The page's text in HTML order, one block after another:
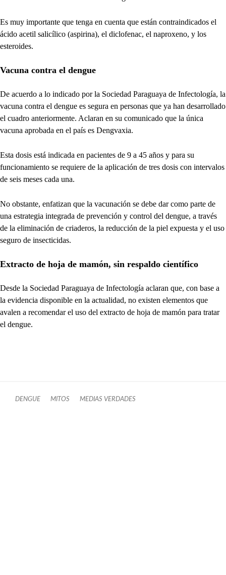
Es muy importante que tenga en cuenta que están contraindicados el
ácido acetil salicílico (aspirina), el diclofenac, el naproxeno, y los
esteroides.
Vacuna contra el dengue
De acuerdo a lo indicado por la Sociedad Paraguaya de Infectología, la
vacuna contra el dengue es segura en personas que ya han desarrollado
el cuadro anteriormente. Aclaran en su comunicado que la única
vacuna aprobada en el país es Dengvaxia.
Esta dosis está indicada en pacientes de 9 a 45 años y para su
funcionamiento se requiere de la aplicación de tres dosis con intervalos
de seis meses cada una.
No obstante, enfatizan que la vacunación se debe dar como parte de
una estrategia integrada de prevención y control del dengue, a través
de la eliminación de criaderos, la reducción de la piel expuesta y el uso
seguro de insecticidas.
Extracto de hoja de mamón, sin respaldo científico
Desde la Sociedad Paraguaya de Infectología aclaran que, con base a
la evidencia disponible en la actualidad, no existen elementos que
avalen a recomendar el uso del extracto de hoja de mamón para tratar
el dengue.
DENGUE MITOS MEDIAS VERDADES